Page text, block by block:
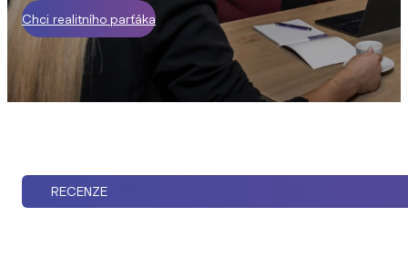
Chci realitního parťáka
RECENZE